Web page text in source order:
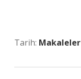
Tarih: Makaleler